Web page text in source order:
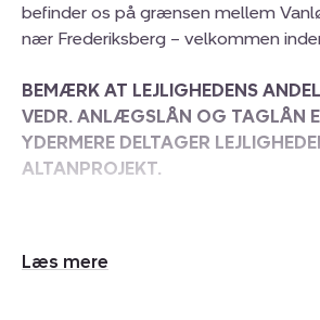
befinder os på grænsen mellem
nær Frederiksberg – velkommen
BEMÆRK AT LEJLIGHEDENS
VEDR. ANLÆGSLÅN OG TAGLÅN
YDERMERE DELTAGER
ALTANPROJEKT.
på fordelingsgang hvorfra der er